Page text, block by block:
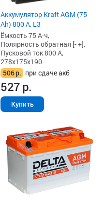
Аккумулятор Kraft AGM (75
Ah) 800 А, L3
Ёмкость 75 А·ч,
Полярность обратная [- +],
Пусковой ток 800 А,
278x175x190
506р. при сдаче акб
527р.
Купить